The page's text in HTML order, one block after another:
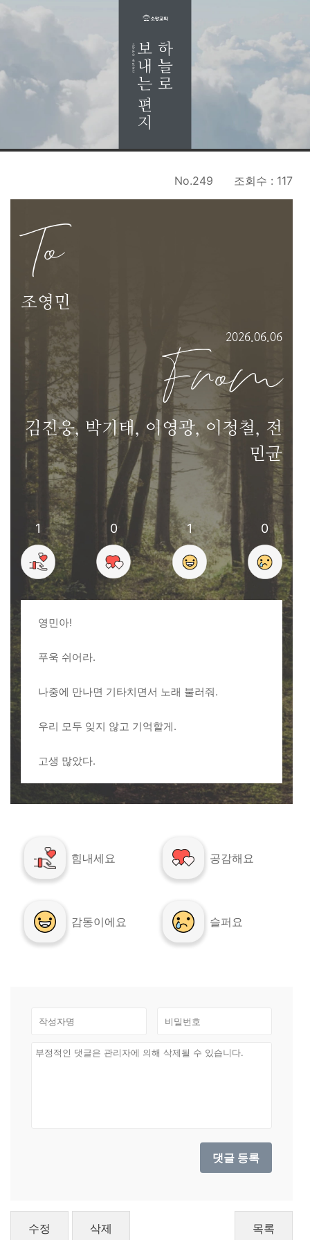
No.249 조회수 : 117
To
조영민
2026.06.06
From
김진웅, 박기태, 이영광, 이정철, 전
민균
1 0 1 0
영민아!
푸욱 쉬어라.
나중에 만나면 기타치면서 노래 불러줘.
우리 모두 잊지 않고 기억할게.
고생 많았다.
힘내세요 공감해요
감동이에요 슬퍼요
수정 삭제 목록